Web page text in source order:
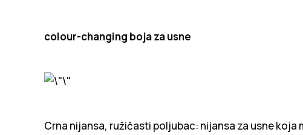
colour-changing boja za usne
Crna nijansa, ružičasti poljubac: nijansa za usne koja